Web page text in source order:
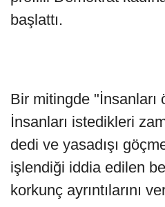
başlattı.
Bir mitingde "İnsanları
İnsanları istedikleri
dedi ve yasadışı
işlendiği iddia edilen
korkunç ayrıntılarını